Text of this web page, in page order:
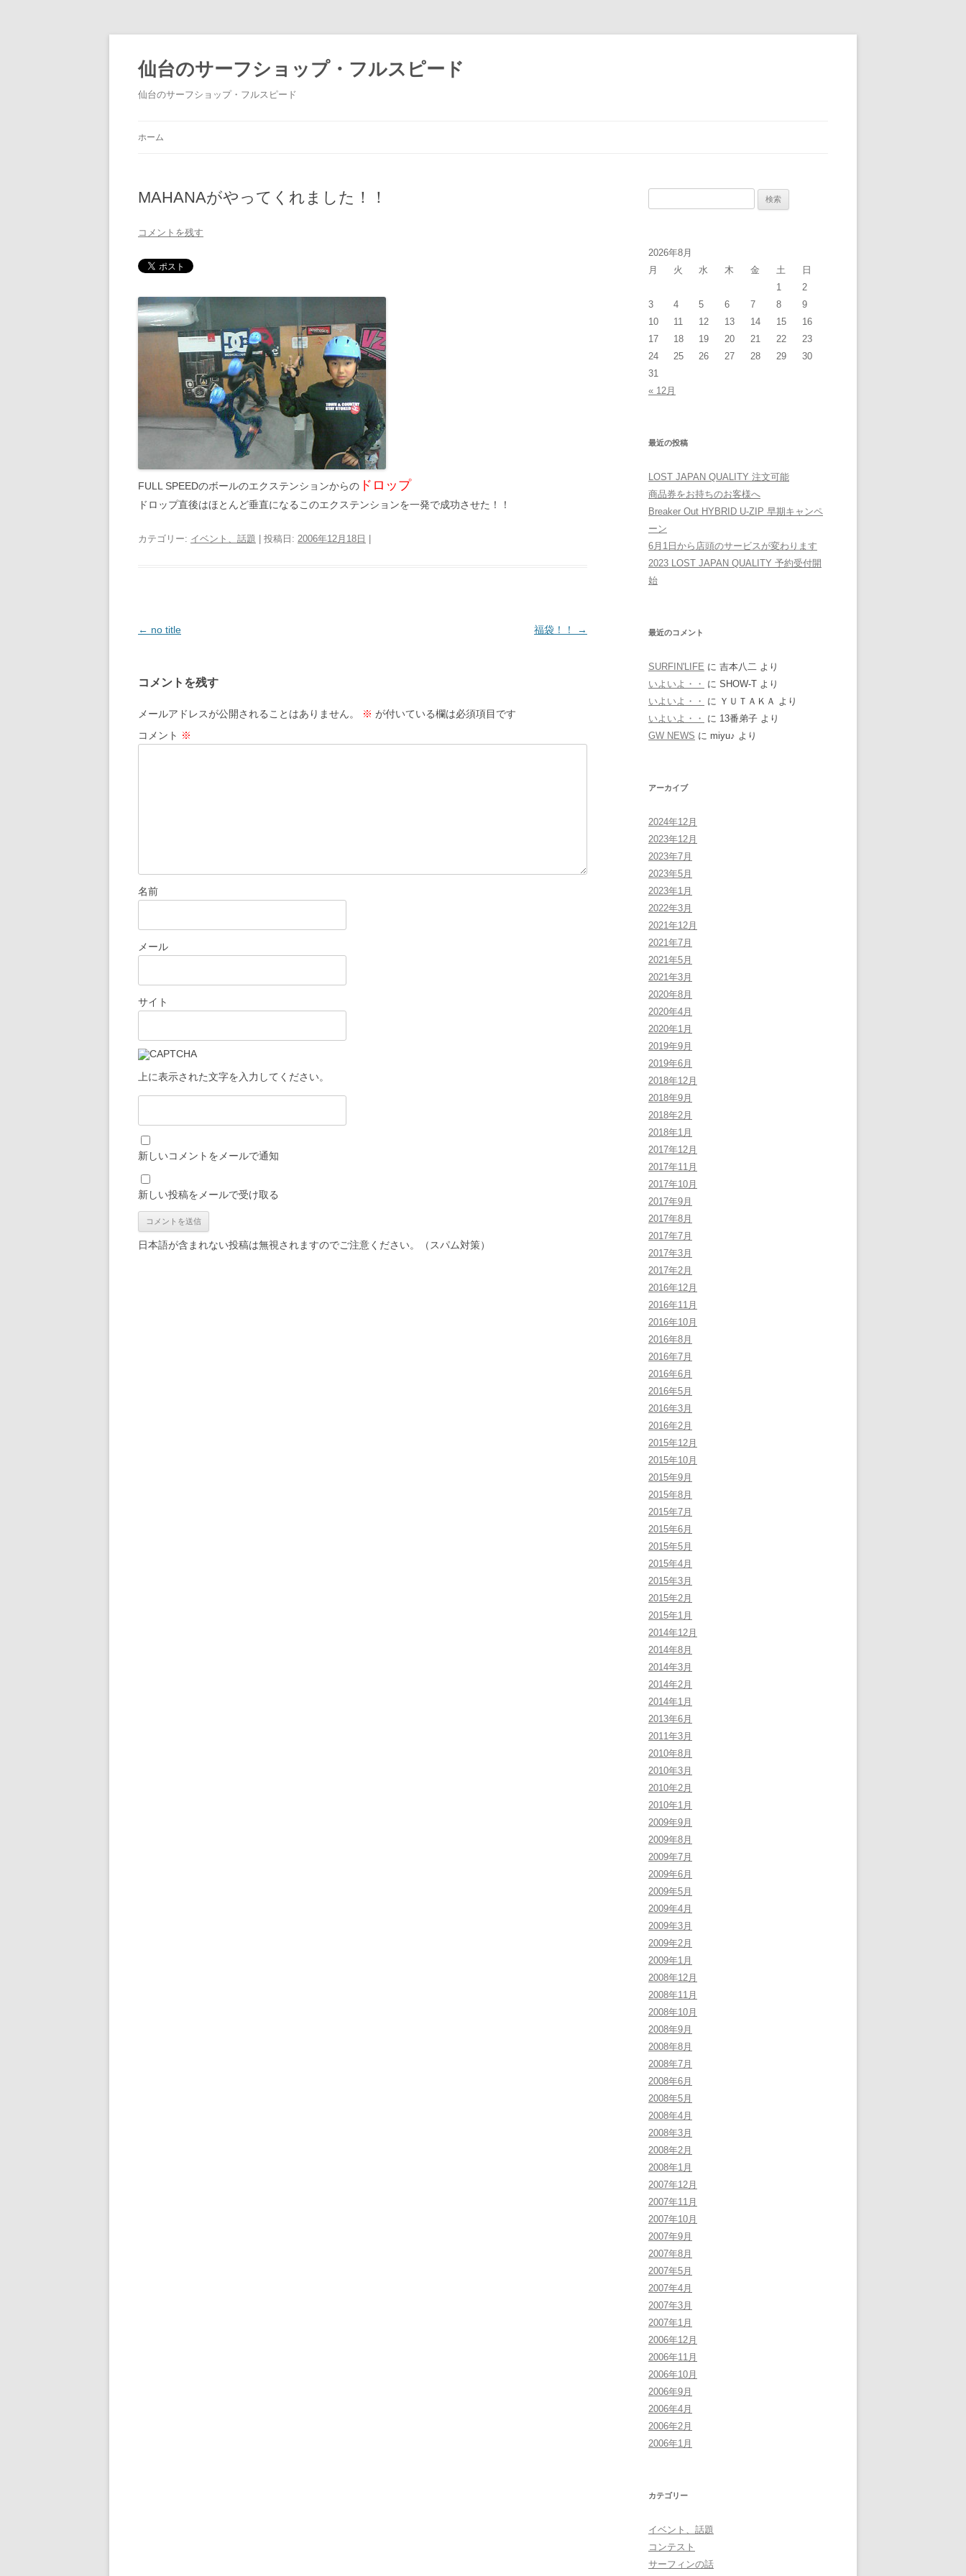
仙台のサーフショップ・フルスピード
仙台のサーフショップ・フルスピード
ホーム
MAHANAがやってくれました！！
コメントを残す
FULL SPEEDのボールのエクステンションからの ドロップ
ドロップ直後はほとんど垂直になるこのエクステンションを一発で成功させた！！
カテゴリー: イベント、話題 | 投稿日: 2006年12月18日
投
ビ
ゲ
ー
← no title 福袋！！ →
コメントを残す
メールアドレスが公開されることはありません。 ※ が付いている欄は必須項目です
コメント ※
名前
メール
サイト
上に表示された文字を入力してください。
新しいコメントをメールで通知
新しい投稿をメールで受け取る
日本語が含まれない投稿は無視されますのでご注意ください。（スパム対策）
2026年8月
月
火 水 木 金 土
日
1
2
3
4 5 6 7 8
9
10
11 12 13 14 15
16
17
18 19 20 21 22
23
24
25 26 27 28 29
30
31
« 12月
最近の投稿
LOST JAPAN QUALITY 注文可能
商品券をお持ちのお客様へ
Breaker Out HYBRID U-ZIP 早期キャンペ
ーン
6月1日から店頭のサービスが変わります
2023 LOST JAPAN QUALITY 予約受付開
始
最近のコメント
SURFIN'LIFE に 吉本八二 より
いよいよ・・
に SHOW-T より
いよいよ・・
に ＹＵＴＡＫＡ より
いよいよ・・
に 13番弟子 より
GW NEWS に miyu♪ より
アーカイブ
2024年12月
2023年12月
2023年7月
2023年5月
2023年1月
2022年3月
2021年12月
2021年7月
2021年5月
2021年3月
2020年8月
2020年4月
2020年1月
2019年9月
2019年6月
2018年12月
2018年9月
2018年2月
2018年1月
2017年12月
2017年11月
2017年10月
2017年9月
2017年8月
2017年7月
2017年3月
2017年2月
2016年12月
2016年11月
2016年10月
2016年8月
2016年7月
2016年6月
2016年5月
2016年3月
2016年2月
2015年12月
2015年10月
2015年9月
2015年8月
2015年7月
2015年6月
2015年5月
2015年4月
2015年3月
2015年2月
2015年1月
2014年12月
2014年8月
2014年3月
2014年2月
2014年1月
2013年6月
2011年3月
2010年8月
2010年3月
2010年2月
2010年1月
2009年9月
2009年8月
2009年7月
2009年6月
2009年5月
2009年4月
2009年3月
2009年2月
2009年1月
2008年12月
2008年11月
2008年10月
2008年9月
2008年8月
2008年7月
2008年6月
2008年5月
2008年4月
2008年3月
2008年2月
2008年1月
2007年12月
2007年11月
2007年10月
2007年9月
2007年8月
2007年5月
2007年4月
2007年3月
2007年1月
2006年12月
2006年11月
2006年10月
2006年9月
2006年4月
2006年2月
2006年1月
カテゴリー
イベント、話題
コンテスト
サーフィンの話